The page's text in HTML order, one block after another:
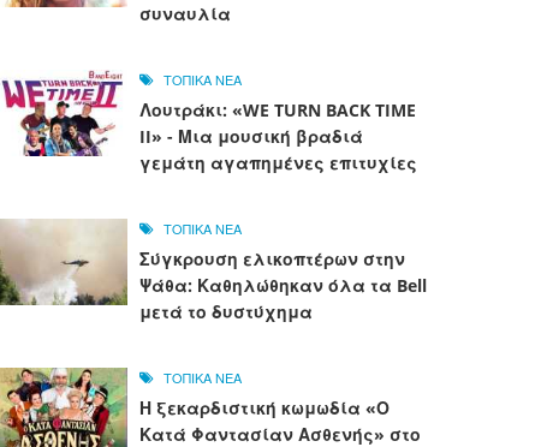
συναυλία
ΤΟΠΙΚΑ ΝΕΑ
Λουτράκι: «WE TURN BACK TIME
II» - Μια μουσική βραδιά
γεμάτη αγαπημένες επιτυχίες
ΤΟΠΙΚΑ ΝΕΑ
Σύγκρουση ελικοπτέρων στην
Ψάθα: Καθηλώθηκαν όλα τα Bell
μετά το δυστύχημα
ΤΟΠΙΚΑ ΝΕΑ
Η ξεκαρδιστική κωμωδία «Ο
Κατά Φαντασίαν Ασθενής» στο